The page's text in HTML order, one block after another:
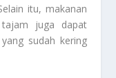
itu, makanan
juga dapat
sudah kering